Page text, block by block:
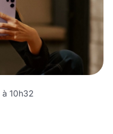
10h32